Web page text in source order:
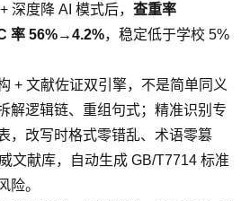
深度降 AI 模式后， 查重率
率 56%→4.2%，稳定低于学校 5%
+ 文献佐证双引擎，不是简单同义
解逻辑链、重组句式；精准识别专
，改写时格式零错乱、术语零篡
文献库，自动生成 GB/T7714 标准
险。